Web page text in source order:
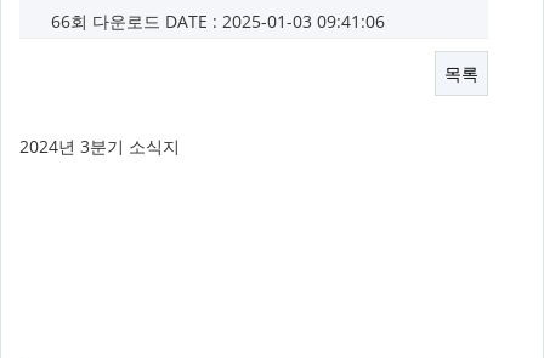
66회 다운로드 DATE : 2025-01-03 09:41:06
목록
2024년 3분기 소식지